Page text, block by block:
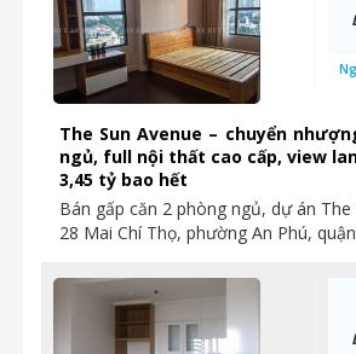
The Sun Avenue – chuyển
ngủ, full nội thất cao cấp, view
3,45 tỷ bao hết
Bán gấp căn 2 phòng ngủ, dự án The
28 Mai Chí Thọ, phường An Phú,